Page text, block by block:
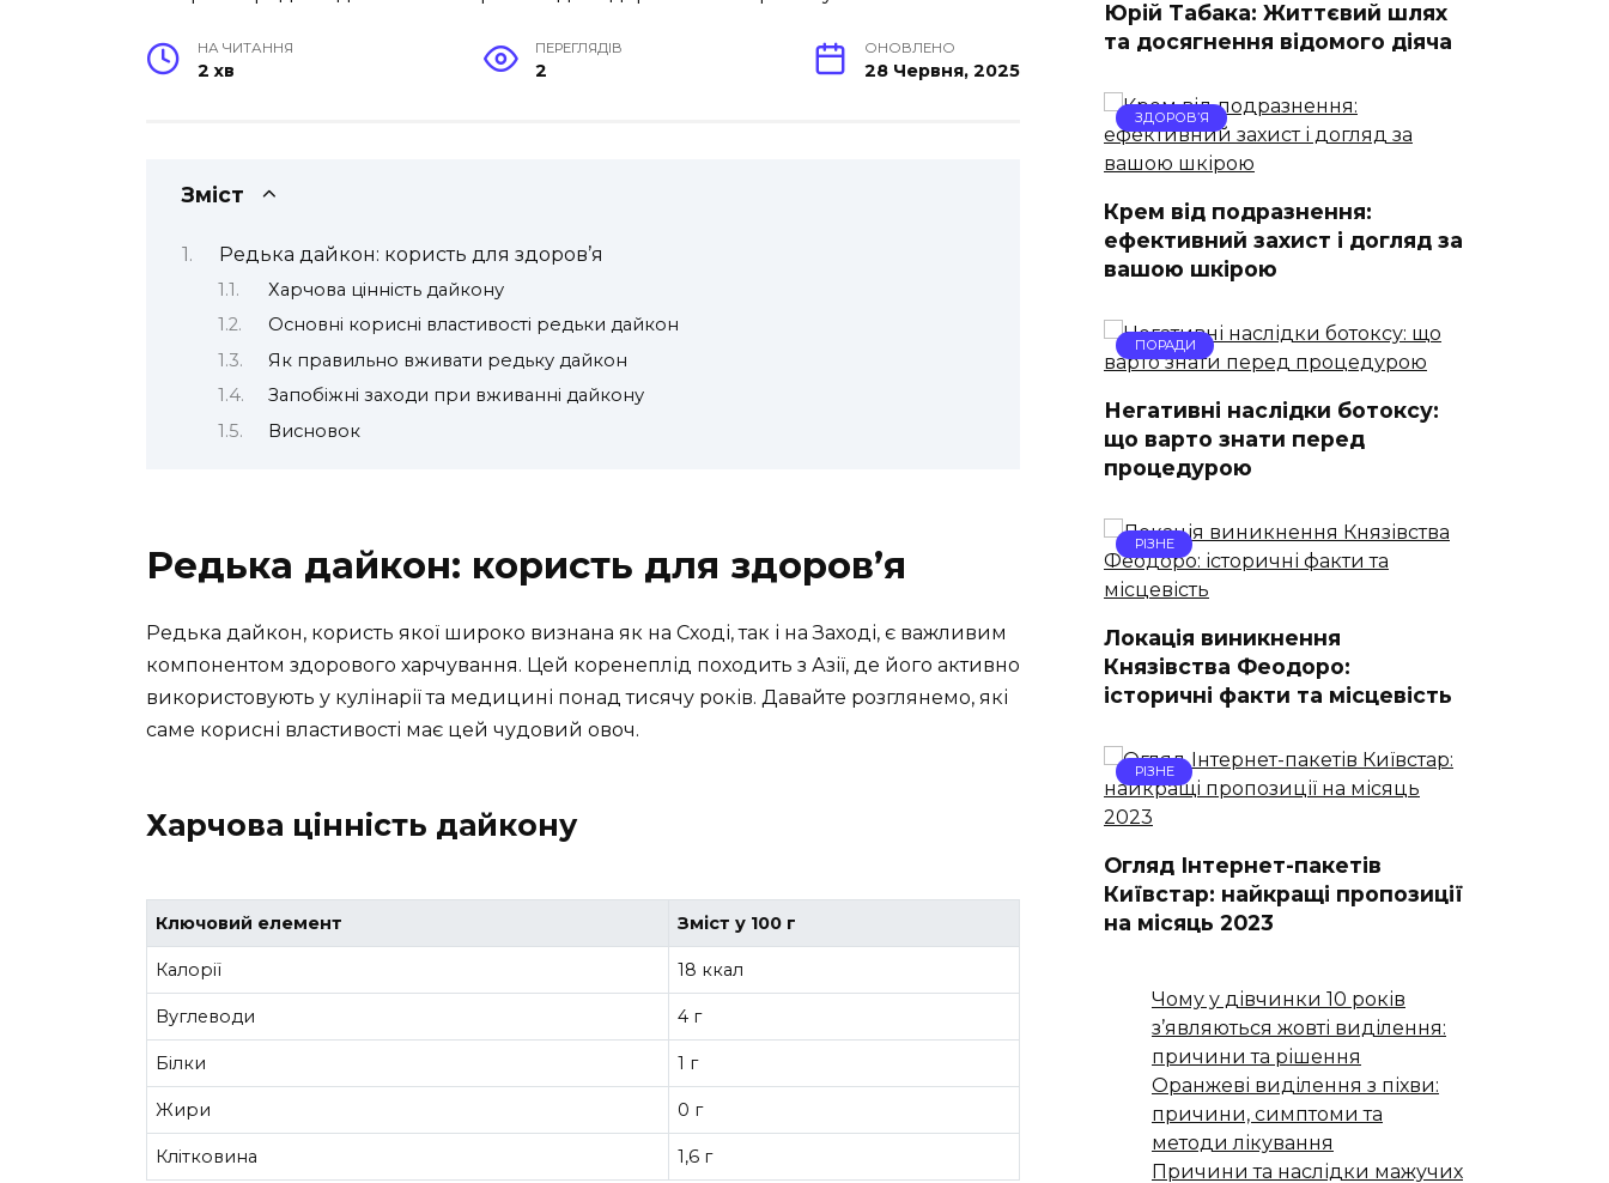
НА ЧИТАННЯ
2 хв
ПЕРЕГЛЯДІВ
2
ОНОВЛЕНО
28 Червня, 2025
Зміст
Редька дайкон: користь для здоров’я
Харчова цінність дайкону
Основні корисні властивості редьки дайкон
Як правильно вживати редьку дайкон
Запобіжні заходи при вживанні дайкону
Висновок
Редька дайкон: користь для здоров’я
Редька дайкон, користь якої широко визнана як на Сході, так і на Заході, є важливим
компонентом здорового харчування. Цей коренеплід походить з Азії, де його активно
використовують у кулінарії та медицині понад тисячу років. Давайте розглянемо, які
саме корисні властивості має цей чудовий овоч.
Харчова цінність дайкону
Ключовий елемент Зміст у 100 г
Калорії 18 ккал
Вуглеводи 4 г
Білки 1 г
Жири 0 г
Клітковина 1,6 г
Юрій Табака: Життєвий шлях
та досягнення відомого діяча
ЗДОРОВ’Я
Крем від подразнення:
ефективний захист і догляд за
вашою шкірою
ПОРАДИ
Негативні наслідки ботоксу:
що варто знати перед
процедурою
РІЗНЕ
Локація виникнення
Князівства Феодоро:
історичні факти та місцевість
РІЗНЕ
Огляд Інтернет-пакетів
Київстар: найкращі пропозиції
на місяць 2023
Чому у дівчинки 10 років
з’являються жовті виділення:
причини та рішення
Оранжеві виділення з піхви:
причини, симптоми та
методи лікування
Причини та наслідки мажучих